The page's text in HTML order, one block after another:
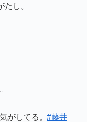
し。
がしてる。 #藤井